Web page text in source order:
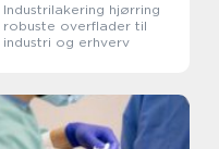
Industrilakering hjørring
robuste overflader til
industri og erhverv